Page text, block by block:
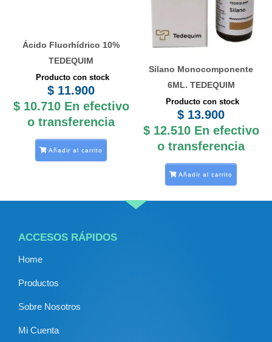
Ácido Fluorhídrico 10%
TEDEQUIM
Producto con stock
$ 11.900
$10.710 En efectivo
o transferencia
Añadir al carrito
Silano Monocomponente
6ML. TEDEQUIM
Producto con stock
$ 13.900
$12.510 En efectivo
o transferencia
Añadir al carrito
ACCESOS RÁPIDOS
Home
Productos
Sobre Nosotros
Mi Cuenta